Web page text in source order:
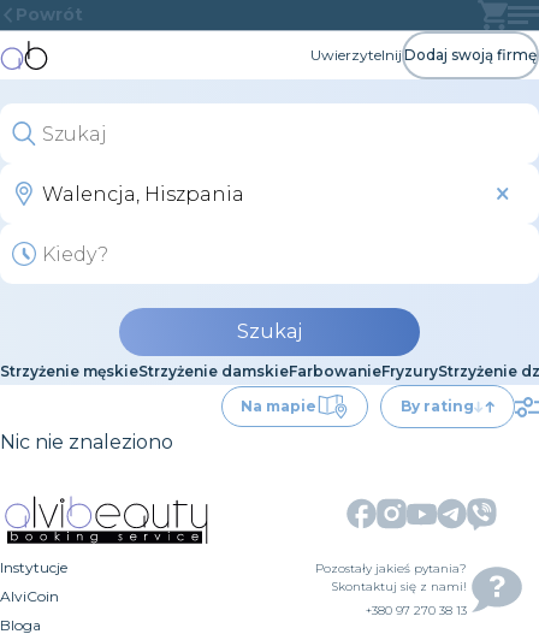
Powrót
UwierzytelnijDodaj swoją firmę
Szukaj
Strzyżenie męskieStrzyżenie damskieFarbowanieFryzuryStrzyżenie
Na mapie
By rating
Nic nie znaleziono
Instytucje
AlviCoin
Bloga
Pozostały jakieś pytania?
Skontaktuj się z nami!
+380 97 270 38 13